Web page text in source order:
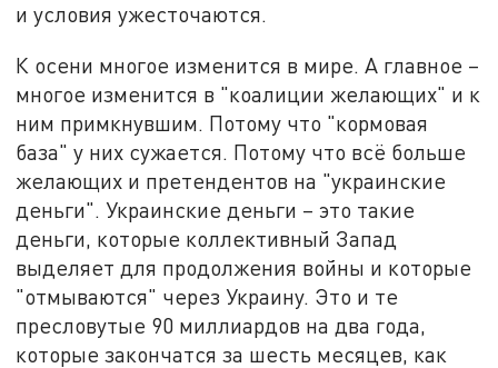
и условия ужесточаются.
К осени многое изменится в мире. А главное –
многое изменится в "коалиции желающих" и к
ним примкнувшим. Потому что "кормовая
база" у них сужается. Потому что всё больше
желающих и претендентов на "украинские
деньги". Украинские деньги – это такие
деньги, которые коллективный Запад
выделяет для продолжения войны и которые
"отмываются" через Украину. Это и те
пресловутые 90 миллиардов на два года,
которые закончатся за шесть месяцев, как